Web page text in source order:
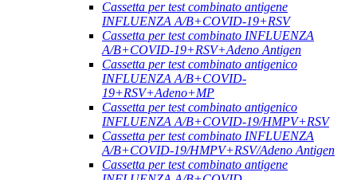
Cassetta per test combinato antigene
INFLUENZA A/B+COVID-19+RSV
Cassetta per test combinato INFLUENZA
A/B+COVID-19+RSV+Adeno Antigen
Cassetta per test combinato antigenico
INFLUENZA A/B+COVID-
19+RSV+Adeno+MP
Cassetta per test combinato antigenico
INFLUENZA A/B+COVID-19/HMPV+RSV
Cassetta per test combinato INFLUENZA
A/B+COVID-19/HMPV+RSV/Adeno Antigen
Cassetta per test combinato antigene